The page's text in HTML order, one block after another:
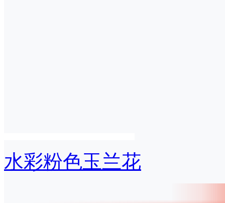
水彩粉色玉兰花